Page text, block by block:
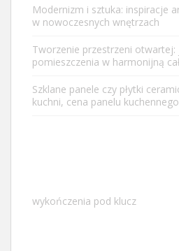
Modernizm i sztuka: inspiracje
w nowoczesnych wnętrzach
Tworzenie przestrzeni otwartej:
pomieszczenia w harmonijną
Szklane panele czy płytki
kuchni, cena panelu kuchennego
wykończenia pod klucz